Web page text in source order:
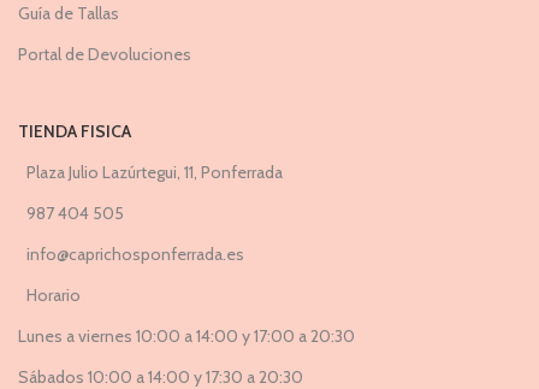
Guía de Tallas
Portal de Devoluciones
TIENDA FISICA
Plaza Julio Lazúrtegui, 11, Ponferrada
987 404 505
info@caprichosponferrada.es
Horario
Lunes a viernes 10:00 a 14:00 y 17:00 a 20:30
Sábados 10:00 a 14:00 y 17:30 a 20:30